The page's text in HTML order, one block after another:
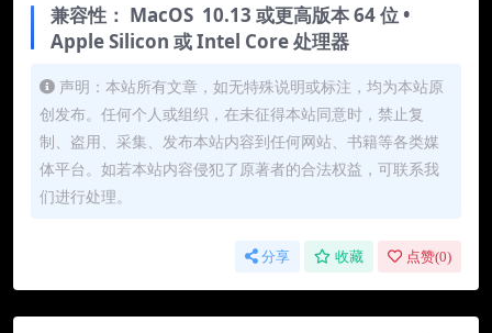
兼容性： MacOS 10.13 或更高版本 64 位 •
Apple Silicon 或 Intel Core 处理器
声明：本站所有文章，如无特殊说明或标注，均为本站原
创发布。任何个人或组织，在未征得本站同意时，禁止复
制、盗用、采集、发布本站内容到任何网站、书籍等各类媒
体平台。如若本站内容侵犯了原著者的合法权益，可联系我
们进行处理。
分享 收藏 点赞(0)